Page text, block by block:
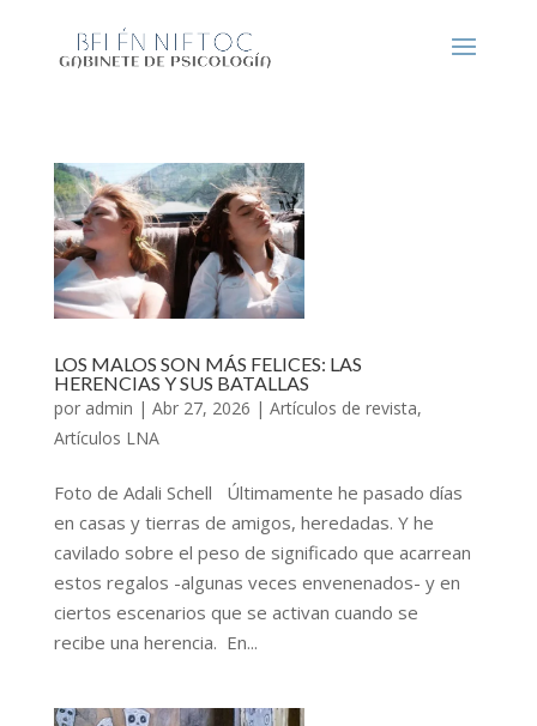
LOS MALOS SON MÁS FELICES: LAS
HERENCIAS Y SUS BATALLAS
por admin | Abr 27, 2026 | Artículos de revista,
Artículos LNA
Foto de Adali Schell Últimamente he pasado días
en casas y tierras de amigos, heredadas. Y he
cavilado sobre el peso de significado que acarrean
estos regalos -algunas veces envenenados- y en
ciertos escenarios que se activan cuando se
recibe una herencia. En...